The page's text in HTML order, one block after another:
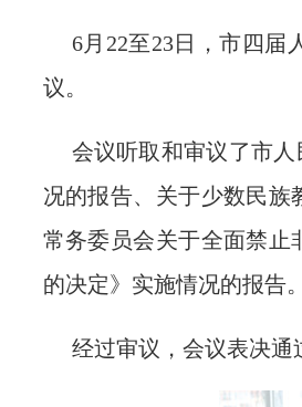
6月22至23日，市四届
议。
会议听取和审议了市
况的报告、关于少数民
常务委员会关于全面禁止
的决定》实施情况的报告
经过审议，会议表决通